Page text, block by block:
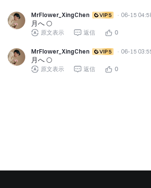
MrFlower_XingChen · 06-15
月へ 🌕
原文表示 返信 0
MrFlower_XingChen · 06-15
月へ 🌕
原文表示 返信 0